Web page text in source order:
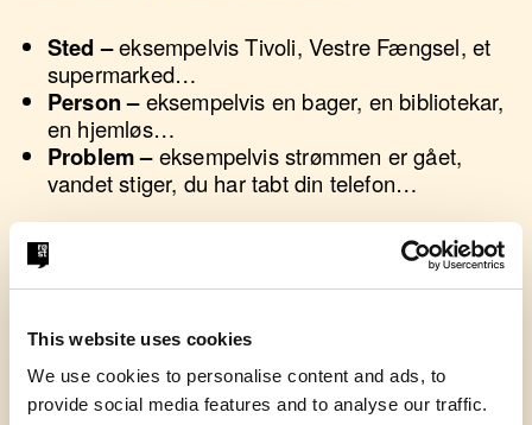
This website uses cookies
We use cookies to personalise content and ads, to
provide social media features and to analyse our traffic.
Sted –eksempelvis Tivoli, Vestre Fængsel, et
supermarked…
Person –eksempelvis en bager, en bibliotekar,
en hjemløs…
Problem –eksempelvis strømmen er gået,
vandet stiger, du har tabt din telefon…
Hver elev skal nu på skift trække et ordkort fra
hver kategori og fortælle en kort historie med
udgangspunkt i kortets informationer.
Hvis gruppen er uprøvet, eller du fornemmer, at